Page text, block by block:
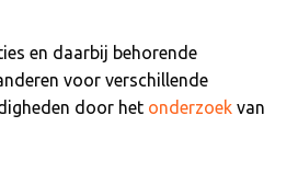
en daarbij behorende
voor verschillende
door het onderzoek van